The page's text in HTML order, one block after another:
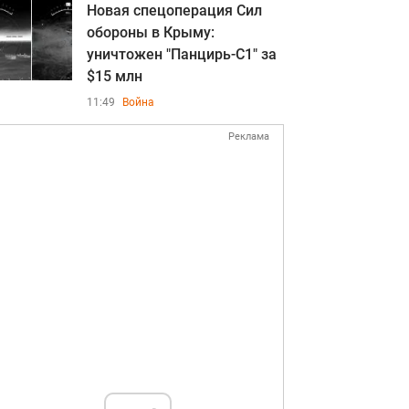
Новая спецоперация Сил
обороны в Крыму:
уничтожен "Панцирь-С1" за
$15 млн
11:49 Война
Реклама